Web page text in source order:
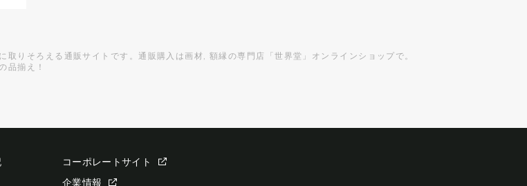
取りそろえる通販サイトです。通販購入は画材, 額縁の専門店「世界堂」オンラインショップで。
品揃え！
コーポレートサイト
企業情報